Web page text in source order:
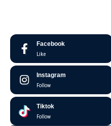
Facebook
Like
Instagram
Follow
Tiktok
Follow